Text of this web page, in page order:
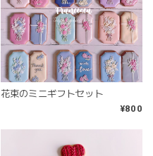
花束のミニギフトセット
¥800